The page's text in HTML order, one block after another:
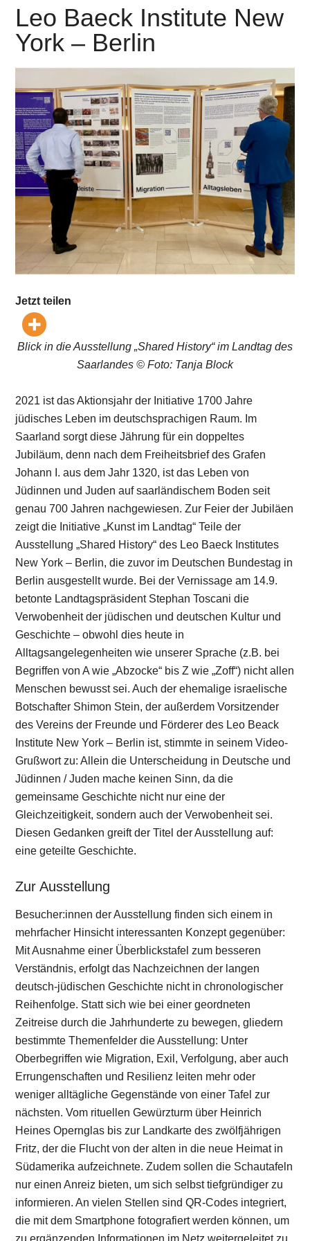
Leo Baeck Institute New
York – Berlin
Jetzt teilen
Blick in die Ausstellung „Shared History“ im Landtag des
Saarlandes © Foto: Tanja Block
2021 ist das Aktionsjahr der Initiative 1700 Jahre
jüdisches Leben im deutschsprachigen Raum. Im
Saarland sorgt diese Jährung für ein doppeltes
Jubiläum, denn nach dem Freiheitsbrief des Grafen
Johann I. aus dem Jahr 1320, ist das Leben von
Jüdinnen und Juden auf saarländischem Boden seit
genau 700 Jahren nachgewiesen. Zur Feier der Jubiläen
zeigt die Initiative „Kunst im Landtag“ Teile der
Ausstellung „Shared History“ des Leo Baeck Institutes
New York – Berlin, die zuvor im Deutschen Bundestag in
Berlin ausgestellt wurde. Bei der Vernissage am 14.9.
betonte Landtagspräsident Stephan Toscani die
Verwobenheit der jüdischen und deutschen Kultur und
Geschichte – obwohl dies heute in
Alltagsangelegenheiten wie unserer Sprache (z.B. bei
Begriffen von A wie „Abzocke“ bis Z wie „Zoff“) nicht allen
Menschen bewusst sei. Auch der ehemalige israelische
Botschafter Shimon Stein, der außerdem Vorsitzender
des Vereins der Freunde und Förderer des Leo Beack
Institute New York – Berlin ist, stimmte in seinem Video-
Grußwort zu: Allein die Unterscheidung in Deutsche und
Jüdinnen / Juden mache keinen Sinn, da die
gemeinsame Geschichte nicht nur eine der
Gleichzeitigkeit, sondern auch der Verwobenheit sei.
Diesen Gedanken greift der Titel der Ausstellung auf:
eine geteilte Geschichte.
Zur Ausstellung
Besucher:innen der Ausstellung finden sich einem in
mehrfacher Hinsicht interessanten Konzept gegenüber:
Mit Ausnahme einer Überblickstafel zum besseren
Verständnis, erfolgt das Nachzeichnen der langen
deutsch-jüdischen Geschichte nicht in chronologischer
Reihenfolge. Statt sich wie bei einer geordneten
Zeitreise durch die Jahrhunderte zu bewegen, gliedern
bestimmte Themenfelder die Ausstellung: Unter
Oberbegriffen wie Migration, Exil, Verfolgung, aber auch
Errungenschaften und Resilienz leiten mehr oder
weniger alltägliche Gegenstände von einer Tafel zur
nächsten. Vom rituellen Gewürzturm über Heinrich
Heines Opernglas bis zur Landkarte des zwölfjährigen
Fritz, der die Flucht von der alten in die neue Heimat in
Südamerika aufzeichnete. Zudem sollen die Schautafeln
nur einen Anreiz bieten, um sich selbst tiefgründiger zu
informieren. An vielen Stellen sind QR-Codes integriert,
die mit dem Smartphone fotografiert werden können, um